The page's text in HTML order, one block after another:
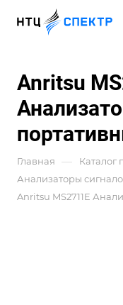
Anritsu
Главная — Каталог
Анализаторы
Anritsu MS2711E